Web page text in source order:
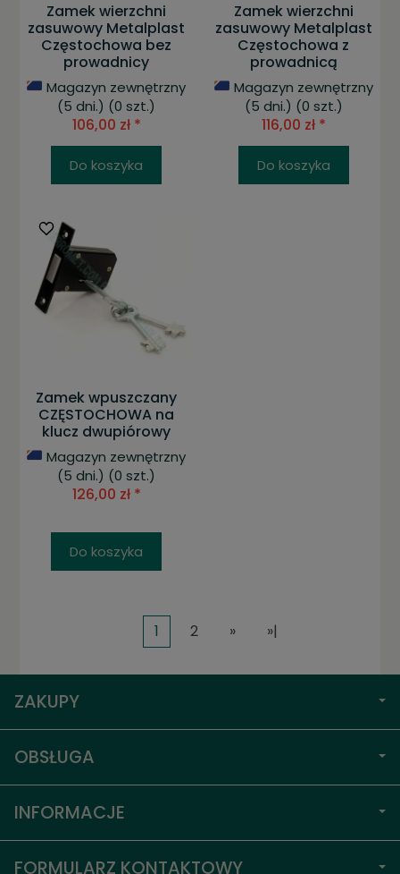
Zamek wierzchni
zasuwowy Metalplast
Częstochowa bez
prowadnicy
Magazyn zewnętrzny
(5 dni.) (0 szt.)
106,00 zł *
Do koszyka
Zamek wierzchni
zasuwowy Metalplast
Częstochowa z
prowadnicą
Magazyn zewnętrzny
(5 dni.) (0 szt.)
116,00 zł *
Do koszyka
Zamek wpuszczany
CZĘSTOCHOWA na
klucz dwupiórowy
Magazyn zewnętrzny
(5 dni.) (0 szt.)
126,00 zł *
Do koszyka
1 2 » »|
ZAKUPY
OBSŁUGA
INFORMACJE
FORMULARZ KONTAKTOWY